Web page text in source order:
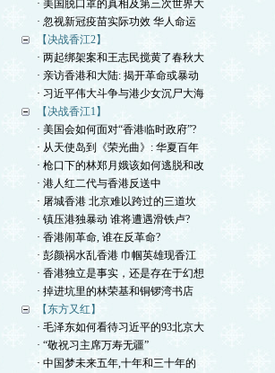
· 美国脱口罩的真相及第三次世界大
· 忽视新冠疫苗实际功效 华人命运
【决战香江2】
· 两起绑架案和王志民搅黄了春秋大
· 亲访香港和大陆: 揭开革命或暴动
· 习近平伟大斗争与港少女沉尸大海
【决战香江1】
· 美国会如何面对“香港临时政府”?
· 从天使岛到《荣光曲》: 华夏百年
· 枪口下的林郑月娥该如何逃脱和改
· 港人红二代与香港反送中
· 屠城香港 北京难以跨过的三道坎
· 镇压港独暴动 谁将遭遇滑铁卢?
· 香港闹革命, 谁在反革命?
· 彭颜祸水乱香港 巾帼英雄现香江
· 香港独立是事实，还是存在于幻想
· 掉进坑里的林荣基和铜锣湾书店
【东方又红】
· 毛泽东如何看待习近平的93北京大
· “敬祝习主席万寿无疆”
· 中国梦未来五年,十年和三十年的